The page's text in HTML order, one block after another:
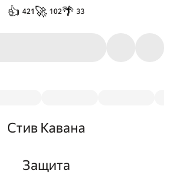
👍 421 🚀 102🌴 33
Стив Кавана
Защита